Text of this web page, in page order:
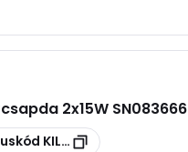
2x15W SN083666
KILL PEST 2x15W